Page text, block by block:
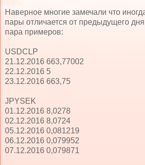
Наверное многие замечали что
пары отличается от предыдущего
пара примеров:
USDCLP
21.12.2016 663,77002
22.12.2016 5
23.12.2016 663,75
JPYSEK
01.12.2016 8,0278
02.12.2016 8,0724
05.12.2016 0,081219
06.12.2016 0,079952
07.12.2016 0,079871